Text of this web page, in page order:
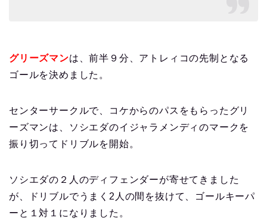
グリーズマンは、前半９分、アトレィコの先制となる
ゴールを決めました。
センターサークルで、コケからのパスをもらったグリ
ーズマンは、ソシエダのイジャラメンディのマークを
振り切ってドリブルを開始。
ソシエダの２人のディフェンダーが寄せてきました
が、ドリブルでうまく2人の間を抜けて、ゴールキーパ
ーと１対１になりました。